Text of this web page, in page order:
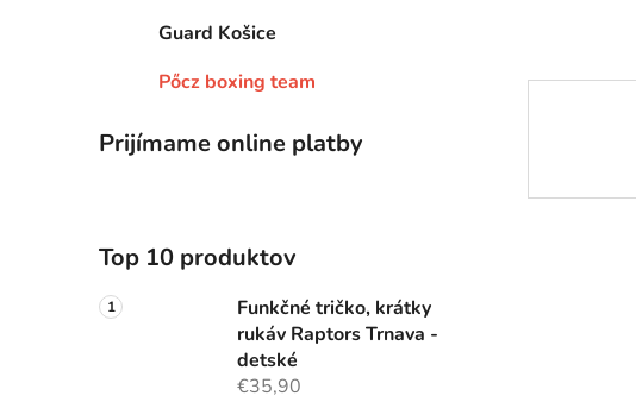
Guard Košice
Pőcz boxing team
Prijímame online platby
Top 10 produktov
Funkčné tričko, krátky
rukáv Raptors Trnava -
detské
€35,90